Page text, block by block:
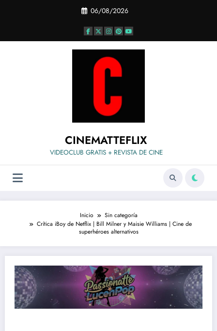
06/08/2026
CINEMATTEFLIX
VIDEOCLUB GRATIS + REVISTA DE CINE
Inicio
Sin categoría
Crítica iBoy de Netflix | Bill Milner y Maisie Williams | Cine de
superhéroes alternativos